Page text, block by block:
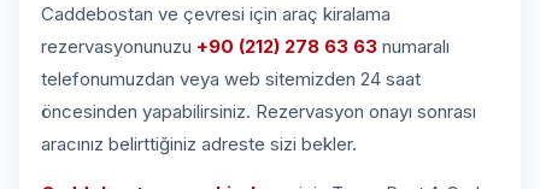
Caddebostan ve çevresi için araç kiralama
rezervasyonunuzu +90 (212) 278 63 63 numaralı
telefonumuzdan veya web sitemizden 24 saat
öncesinden yapabilirsiniz. Rezervasyon onayı sonrası
aracınız belirttiğiniz adreste sizi bekler.